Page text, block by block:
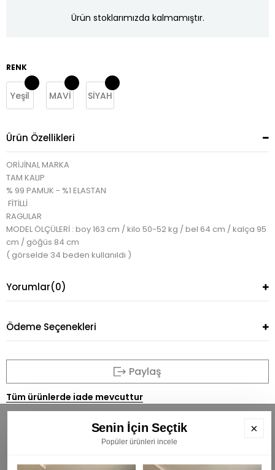
Ürün stoklarımızda kalmamıştır.
RENK
Yeşil MAVİ SİYAH
Ürün Özellikleri
ORİJİNAL MARKA
TAM KALIP
% 99 PAMUK - %1 ELASTAN
FİTİLLİ
RAGULAR
MODEL ÖLÇÜLERİ : boy 163 cm / kilo 50-52 kg / bel 64 cm / kalça 95
cm / göğüs 84 cm
( görselde 34 beden kullanıldı )
Yorumlar(0)
Ödeme Seçenekleri
Paylaş
Tüm ürünlerde iade mevcuttur
Senin İçin Seçtik
Popüler ürünleri incele
×